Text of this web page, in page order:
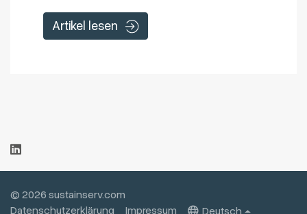
Artikel lesen
© 2026 sustainserv.com
Datenschutzerklärung
Impressum